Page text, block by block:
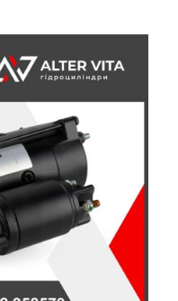
Обязательные
4 из 5
звёзд